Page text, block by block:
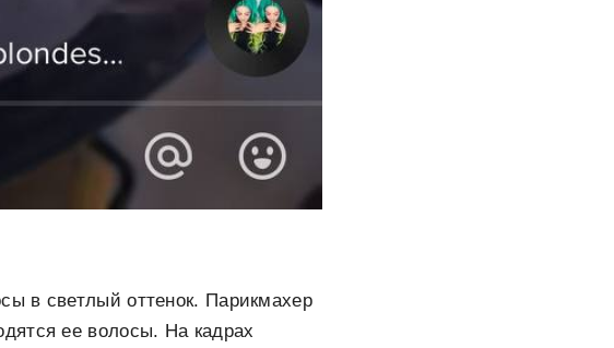
в светлый оттенок. Парикмахер
ее волосы. На кадрах